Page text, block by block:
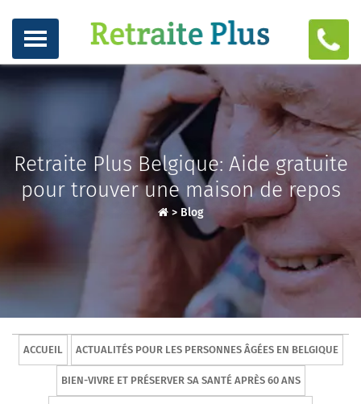
Retraite Plus Belgique: Aide gratuite
pour trouver une maison de repos
> Blog
ACCUEIL ACTUALITÉS POUR LES PERSONNES ÂGÉES EN BELGIQUE
BIEN-VIVRE ET PRÉSERVER SA SANTÉ APRÈS 60 ANS